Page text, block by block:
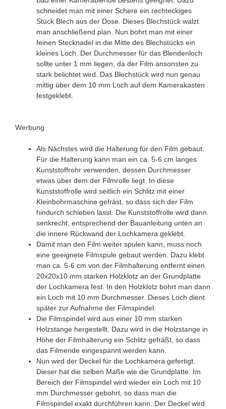
schneidet man mit einer Schere ein rechteckiges
Stück Blech aus der Dose. Dieses Blechstück walzt
man anschließend plan. Nun bohrt man mit einer
feinen Stecknadel in die Mitte des Blechstücks ein
kleines Loch. Der Durchmesser für das Blendenloch
sollte unter 1 mm liegen, da der Film ansonsten zu
stark belichtet wird. Das Blechstück wird nun genau
mittig über dem 10 mm Loch auf dem Kamerakasten
festgeklebt.
Werbung
Als Nächstes wird die Halterung für den Film gebaut.
Für die Halterung kann man ein ca. 5-6 cm langes
Kunststoffrohr verwenden, dessen Durchmesser
etwas über dem der Filmrolle liegt. In diese
Kunststoffrolle wird seitlich ein Schlitz mit einer
Kleinbohrmaschine gefräst, so dass sich der Film
hindurch schieben lässt. Die Kunststoffrolle wird dann
senkrecht, entsprechend der Bauanleitung unten an
die innere Rückwand der Lochkamera geklebt.
Damit man den Film weiter spulen kann, muss noch
eine geeignete Filmspule gebaut werden. Dazu klebt
man ca. 5-6 cm von der Filmhalterung entfernt einen
20x20x10 mm starken Holzklotz an der Grundplatte
der Lochkamera fest. In den Holzklotz bohrt man dann
ein Loch mit 10 mm Durchmesser. Dieses Loch dient
später zur Aufnahme der Filmspindel.
Die Filmspindel wird aus einer 10 mm starken
Holzstange hergestellt. Dazu wird in die Holzstange in
Höhe der Filmhalterung ein Schlitz gefräßt, so dass
das Filmende eingespannt werden kann.
Nun wird der Deckel für die Lochkamera gefertigt.
Dieser hat die selben Maße wie die Grundplatte. Im
Bereich der Filmspindel wird wieder ein Loch mit 10
mm Durchmesser gebohrt, so dass man die
Filmspindel exakt durchführen kann. Der Deckel wird